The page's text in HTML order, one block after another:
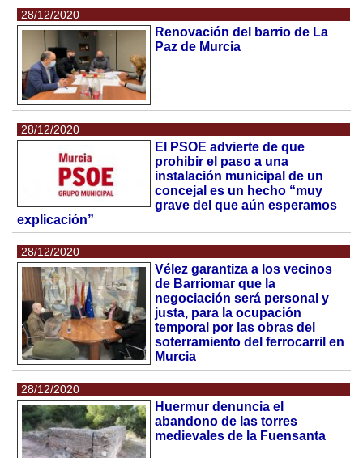
28/12/2020
Renovación del barrio de La
Paz de Murcia
28/12/2020
El PSOE advierte de que
prohibir el paso a una
instalación municipal de un
concejal es un hecho “muy
grave del que aún esperamos
explicación”
28/12/2020
Vélez garantiza a los vecinos
de Barriomar que la
negociación será personal y
justa, para la ocupación
temporal por las obras del
soterramiento del ferrocarril en
Murcia
28/12/2020
Huermur denuncia el
abandono de las torres
medievales de la Fuensanta